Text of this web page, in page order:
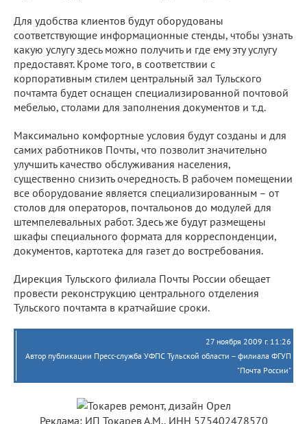
Для удобства клиентов будут оборудованы
соответствующие информационные стенды, чтобы узнать
какую услугу здесь можно получить и где ему эту услугу
предоставят. Кроме того, в соответствии с
корпоративным стилем центральный зал Тульского
почтамта будет оснащен специализированной почтовой
мебелью, столами для заполнения документов и т.д.
Максимально комфортные условия будут созданы и для
самих работников Почты, что позволит значительно
улучшить качество обслуживания населения,
существенно снизить очередность. В рабочем помещении
все оборудование является специализированным – от
столов для операторов, почтальонов до модулей для
штемпелевальных работ. Здесь же будут размещены
шкафы специального формата для корреспонденции,
документов, картотека для газет до востребования.
Дирекция Тульского филиала Почты России обещает
провести реконструкцию центрального отделения
Тульского почтамта в кратчайшие сроки.
27 ноября 2009 г. 11:26
Автор публикации Пресс-служба УФПС Тульской области – филиала ФГУП
"Почта России"
Реклама: ИП Токарев А.М., ИНН 575402478570